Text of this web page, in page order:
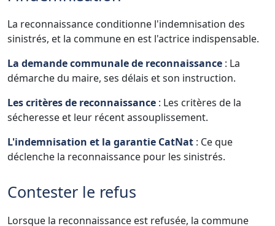
La reconnaissance conditionne l'indemnisation des
sinistrés, et la commune en est l'actrice indispensable.
La demande communale de reconnaissance : La
démarche du maire, ses délais et son instruction.
Les critères de reconnaissance : Les critères de la
sécheresse et leur récent assouplissement.
L'indemnisation et la garantie CatNat : Ce que
déclenche la reconnaissance pour les sinistrés.
Contester le refus
Lorsque la reconnaissance est refusée, la commune